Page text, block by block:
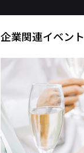
企業関連イベント